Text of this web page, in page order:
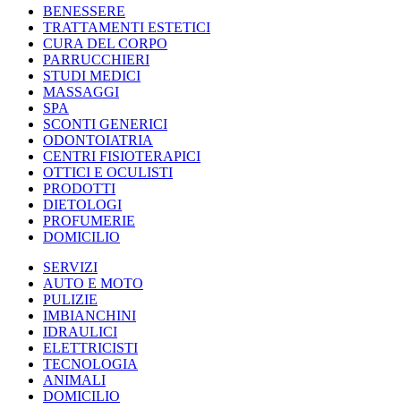
BENESSERE
TRATTAMENTI ESTETICI
CURA DEL CORPO
PARRUCCHIERI
STUDI MEDICI
MASSAGGI
SPA
SCONTI GENERICI
ODONTOIATRIA
CENTRI FISIOTERAPICI
OTTICI E OCULISTI
PRODOTTI
DIETOLOGI
PROFUMERIE
DOMICILIO
SERVIZI
AUTO E MOTO
PULIZIE
IMBIANCHINI
IDRAULICI
ELETTRICISTI
TECNOLOGIA
ANIMALI
DOMICILIO